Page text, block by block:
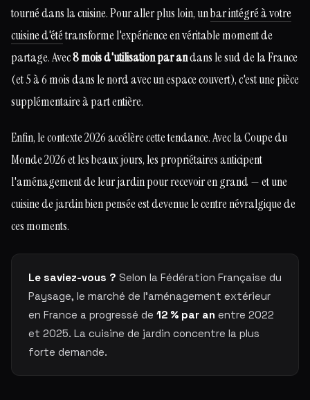
tourné dans la cuisine. Pour aller plus loin, unbar intégré à votre
cuisine d'ététransforme l'expérience en véritable moment de
partage. Avec8 mois d'utilisation par andans le sud de la France
(et 5 à 6 mois dans le nord avec un espace couvert), c'est une pièce
supplémentaire à part entière.
Enfin, le contexte 2026 accélère cette tendance. Avec la Coupe du
Monde 2026 et les beaux jours, les propriétaires anticipent
l'aménagement de leur jardin pour recevoir en grand — et une
cuisine de jardin bien pensée est devenue le centre névralgique de
ces moments.
Le saviez-vous ? Selon la Fédération Française du
Paysage, le marché de l'aménagement extérieur
en France a progressé de 12 % par an entre 2022
et 2025. La cuisine de jardin concentre la plus
forte demande.